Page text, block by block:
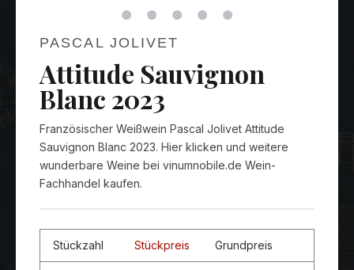
PASCAL JOLIVET
Attitude Sauvignon
Blanc 2023
Französischer Weißwein Pascal Jolivet Attitude
Sauvignon Blanc 2023. Hier klicken und weitere
wunderbare Weine bei vinumnobile.de Wein-
Fachhandel kaufen.
Stückzahl Stückpreis Grundpreis